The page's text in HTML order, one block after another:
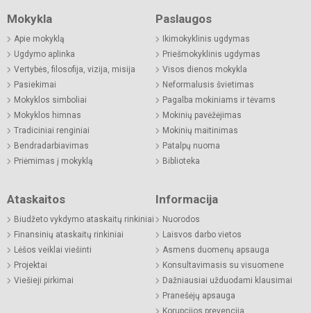
Mokykla
Apie mokyklą
Ugdymo aplinka
Vertybės, filosofija, vizija, misija
Pasiekimai
Mokyklos simboliai
Mokyklos himnas
Tradiciniai renginiai
Bendradarbiavimas
Priėmimas į mokyklą
Paslaugos
Ikimokyklinis ugdymas
Priešmokyklinis ugdymas
Visos dienos mokykla
Neformalusis švietimas
Pagalba mokiniams ir tėvams
Mokinių pavėžėjimas
Mokinių maitinimas
Patalpų nuoma
Biblioteka
Ataskaitos
Biudžeto vykdymo ataskaitų rinkiniai
Finansinių ataskaitų rinkiniai
Lėšos veiklai viešinti
Projektai
Viešieji pirkimai
Informacija
Nuorodos
Laisvos darbo vietos
Asmens duomenų apsauga
Konsultavimasis su visuomene
Dažniausiai užduodami klausimai
Pranešėjų apsauga
Korupcijos prevencija